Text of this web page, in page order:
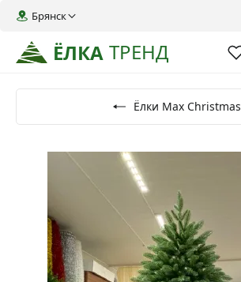
ЁЛКА ТРЕНД
Брянск
Ёлки Max Christmas